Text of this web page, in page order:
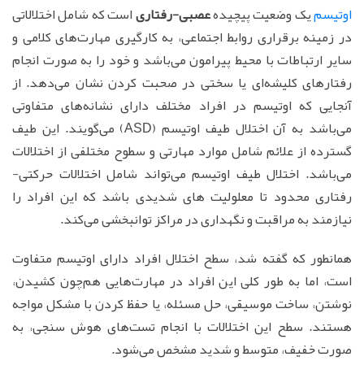
اوتیسمیک وضعیت پیچیدهعصبی-رفتاریاست که شامل اختلالاتی
در زمینه برقراری روابط اجتماعی، به کارگیری مهارت‌های کلامی و
سایر ارتباطات با محیط پیرامون می‌باشد و خود را به صورت انجام
رفتارهای کلیشه‌ای یا سختی در صحبت کردن نشان می‌دهد. از
آنجایی که اوتیسم در افراد مختلف دارای نشانه‌های متفاوتی
می‌باشد به آن اختلال طیف اوتیسم (ASD) می‌گویند. این طیف
گسترده از علائم شامل موارد مهارتی و سطوح مختلفی از اختلالات
می‌باشد. اختلال طیف اوتیسم می‌تواند شامل اختلالات حرکتی-
رفتاری محدود تا معلولیت های شدیدی باشد که این افراد را
نیازمند به مراقبت و نگهداری در مراکز توانبخشی می‌کند.
همانطور که گفته شد، سطح اختلال افراد دارای اوتیسم متفاوت
است، اما به طور کلی این افراد در مهارت‌هایی هم‌چون کشیدن،
نوشتن، ساخت موسیقی، حل مسئله، یا حفظ کردن با مشکل مواجه
هستند. سطح این اختلالات با انجام تست‌های هوش سنجی، به
صورت خفیف، متوسط و شدید مشخص می‌شود.